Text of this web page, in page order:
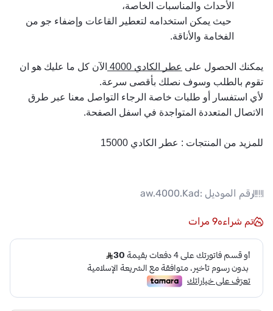
الأحداث والمناسبات الخاصة،
الفخامة والأناقة.
يمكنك الحصول على عطر الكادي 4000
تقوم بالطلب وسوف نصلك بأقصى سرعة.
الاتصال المتعددة المتواجدة في اسفل الصفحة.
للمزيد من المنتجات : عطر الكادي 15000
رقم الموديل :aw.4000.Kad
تم شراءه9 مرات